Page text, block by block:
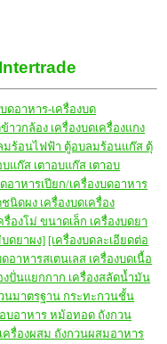
ดอาหาร-เครื่องบด
วกล้อง เครื่องบดเครื่องแกง
มร้อนไฟฟ้า ตู้อบลมร้อนแก๊ส ตุ้
ก๊ส เตาอบแก๊ส เตาอบ
อาหารเปียก/เครื่องบดอาหาร
นิดผง เครื่องบดเครื่อง
รื่องโม่ ขนาดเล็ก เครื่องบดยา
บดยาผง] [เครื่องบดละเอียดต่อ
อาหารสเตนเลส เครื่องบดเนื้อ
งปั่นแยกกาก เครื่องสลัดน้ำมัน
นมาตรฐาน กระทะกวนชั้น
อบอาหาร หม้อทอด ถังกวน
รื่องผสม ถังกวนผสมอาหาร